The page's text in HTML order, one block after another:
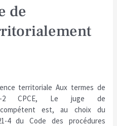
de
territoriale Aux termes de
2 CPCE, Le juge de
compétent est, au choix du
4 du Code des procédures